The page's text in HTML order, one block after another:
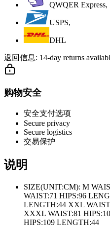
QWQER Express,
USPS,
DHL
返回信息: 14-day returns
购物安全
安全支付选项
Secure privacy
Secure logistics
交易保护
说明
SIZE(UNIT:CM): M
WAIST:71 HIPS:96
LENGTH:44 XXL
XXXL WAIST:81
HIPS:109 LENGTH:44